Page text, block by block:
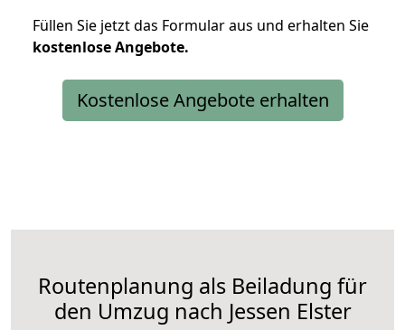
Füllen Sie jetzt das Formular aus und erhalten Sie
kostenloseAngebote.
Kostenlose Angebote erhalten
Routenplanung als Beiladung für
den Umzug nach Jessen Elster